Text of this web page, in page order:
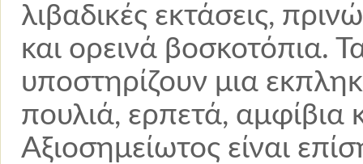
λιβαδικές εκτάσεις,
και ορεινά βοσκοτόπια.
υποστηρίζουν μια
πουλιά, ερπετά,
Αξιοσημείωτος είναι